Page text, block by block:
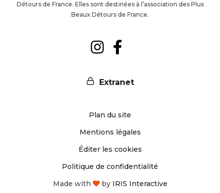
Détours de France. Elles sont destinées à l’association des Plus
Beaux Détours de France.
Suivez-
Instagram
Suivez-
Facebook
Extranet
Plan du site
Mentions légales
Éditer les cookies
Politique de confidentialité
Made with
by IRIS Interactive